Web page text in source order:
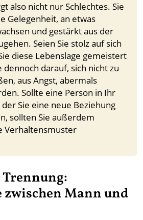
also nicht nur Schlechtes. Sie
Gelegenheit, an etwas
und gestärkt aus der
Seien Sie stolz auf sich
diese Lebenslage gemeistert
dennoch darauf, sich nicht zu
aus Angst, abermals
Sollte eine Person in Ihr
Sie eine neue Beziehung
sollten Sie außerdem
Verhaltensmuster
Trennung:
zwischen Mann und